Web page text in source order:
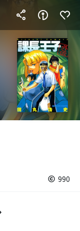
990